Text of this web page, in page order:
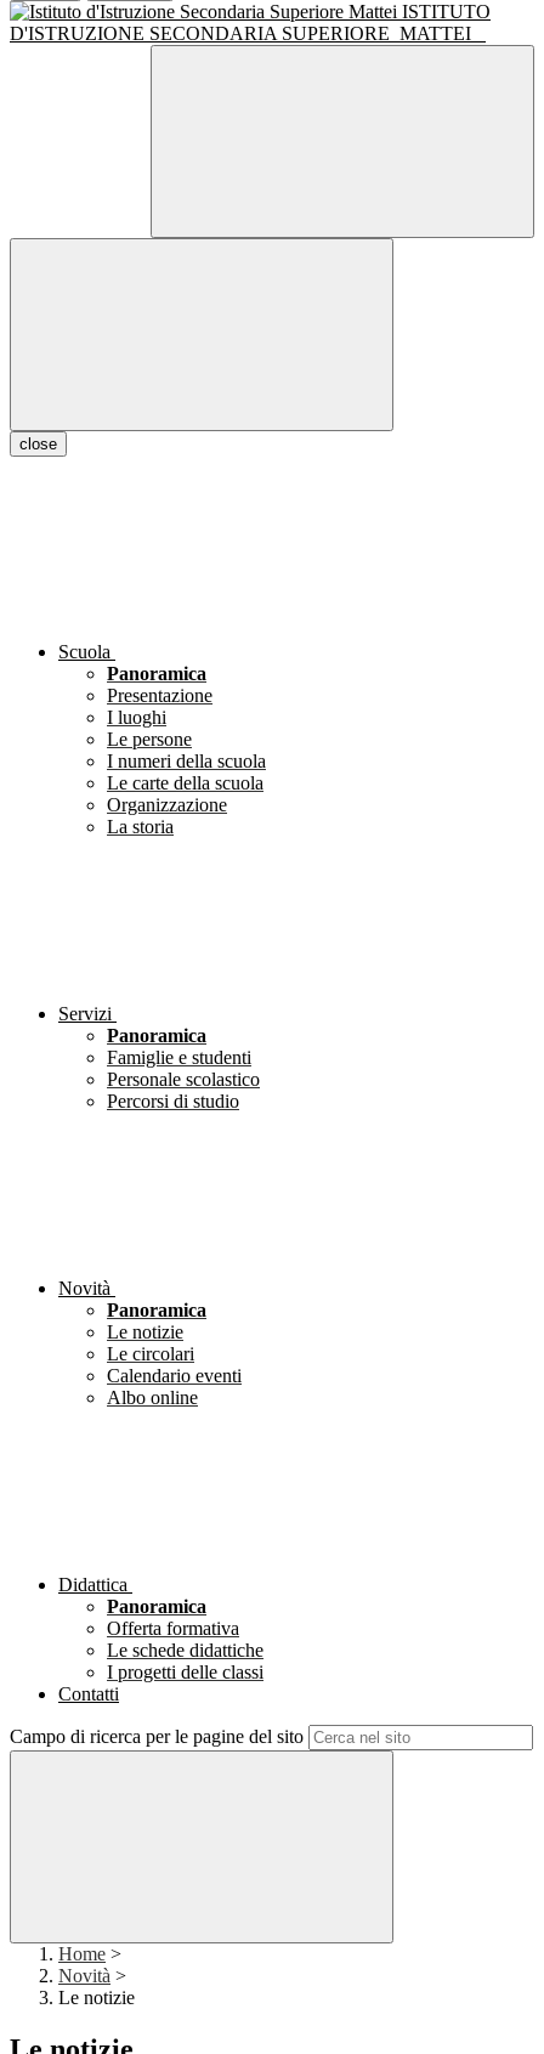
ISTITUTO
D'ISTRUZIONE SECONDARIA SUPERIORE MATTEI
close
Scuola
Panoramica
Presentazione
I luoghi
Le persone
I numeri della scuola
Le carte della scuola
Organizzazione
La storia
Servizi
Panoramica
Famiglie e studenti
Personale scolastico
Percorsi di studio
Novità
Panoramica
Le notizie
Le circolari
Calendario eventi
Albo online
Didattica
Panoramica
Offerta formativa
Le schede didattiche
I progetti delle classi
Contatti
Campo di ricerca per le pagine del sito
Home >
Novità >
Le notizie